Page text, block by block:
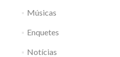
Músicas
Enquetes
Notícias